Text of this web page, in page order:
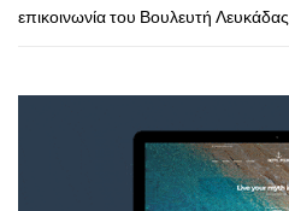
επικοινωνία του Βουλευτή Λευκάδας